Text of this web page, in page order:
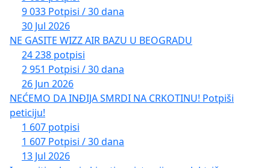
9 033 Potpisi / 30 dana
30 Jul 2026
NE GASITE WIZZ AIR BAZU U BEOGRADU
24 238 potpisi
2 951 Potpisi / 30 dana
26 Jun 2026
NEĆEMO DA INĐIJA SMRDI NA CRKOTINU! Potpiši
peticiju!
1 607 potpisi
1 607 Potpisi / 30 dana
13 Jul 2026